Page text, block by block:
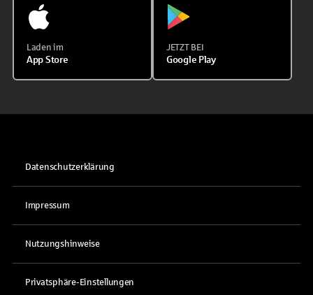
Laden im
App Store
JETZT BEI
Google Play
Datenschutzerklärung
Impressum
Nutzungshinweise
Privatsphäre-Einstellungen